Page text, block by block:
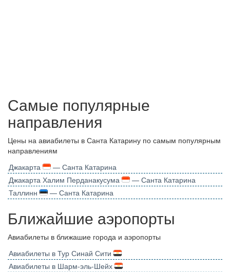
Самые популярные
направления
Цены на авиабилеты в Санта Катарину по самым популярным
направлениям
Джакарта
— Санта Катарина
Джакарта Халим Перданакусума
— Санта Катарина
Таллинн
— Санта Катарина
Ближайшие аэропорты
Авиабилеты в ближашие города и аэропорты
Авиабилеты в Тур Синай Сити
Авиабилеты в Шарм-эль-Шейх